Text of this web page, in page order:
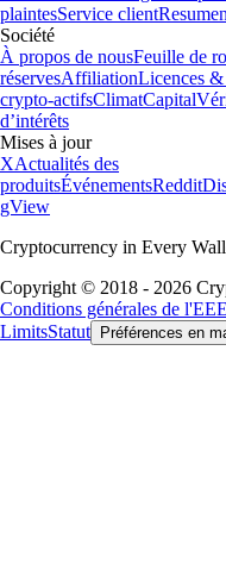
plaintesService client
Société
À propos de nousFeuille de
réservesAffiliationLicences &
crypto-actifsClimatCapital
d’intérêts
Mises à jour
XActualités des
produitsÉvénementsReddit
gView
Cryptocurrency in Every
Copyright © 2018 - 2026
Conditions générales de l'EEE
LimitsStatut Préférences en